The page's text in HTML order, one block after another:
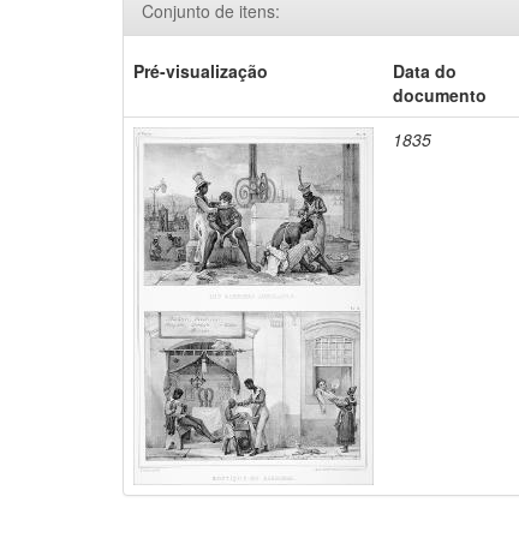
Conjunto de itens:
Pré-visualização
Data do
documento
1835